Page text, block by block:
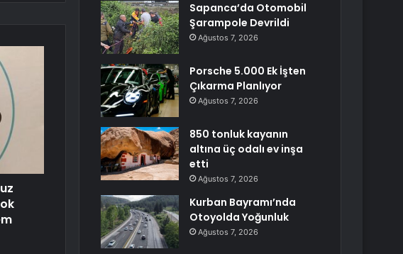
Sapanca’da Otomobil
Şarampole Devrildi
Ağustos 7, 2026
Porsche 5.000 Ek İşten
Çıkarma Planlıyor
Ağustos 7, 2026
850 tonluk kayanın
altına üç odalı ev inşa
etti
Ağustos 7, 2026
Kurban Bayramı’nda
Otoyolda Yoğunluk
Ağustos 7, 2026